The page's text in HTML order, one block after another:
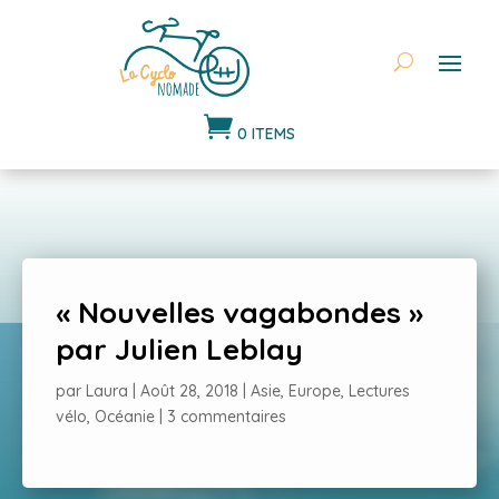
 0 ITEMS
« Nouvelles vagabondes »
par Julien Leblay
par Laura Août 28, 2018 Asie, Europe, Lectures
vélo, Océanie 3 commentaires